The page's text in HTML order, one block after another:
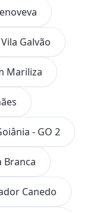
Vila Galvão
Mariliza
- GO 2
Branca
Canedo